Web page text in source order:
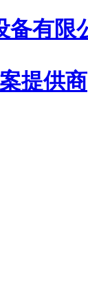
提供商